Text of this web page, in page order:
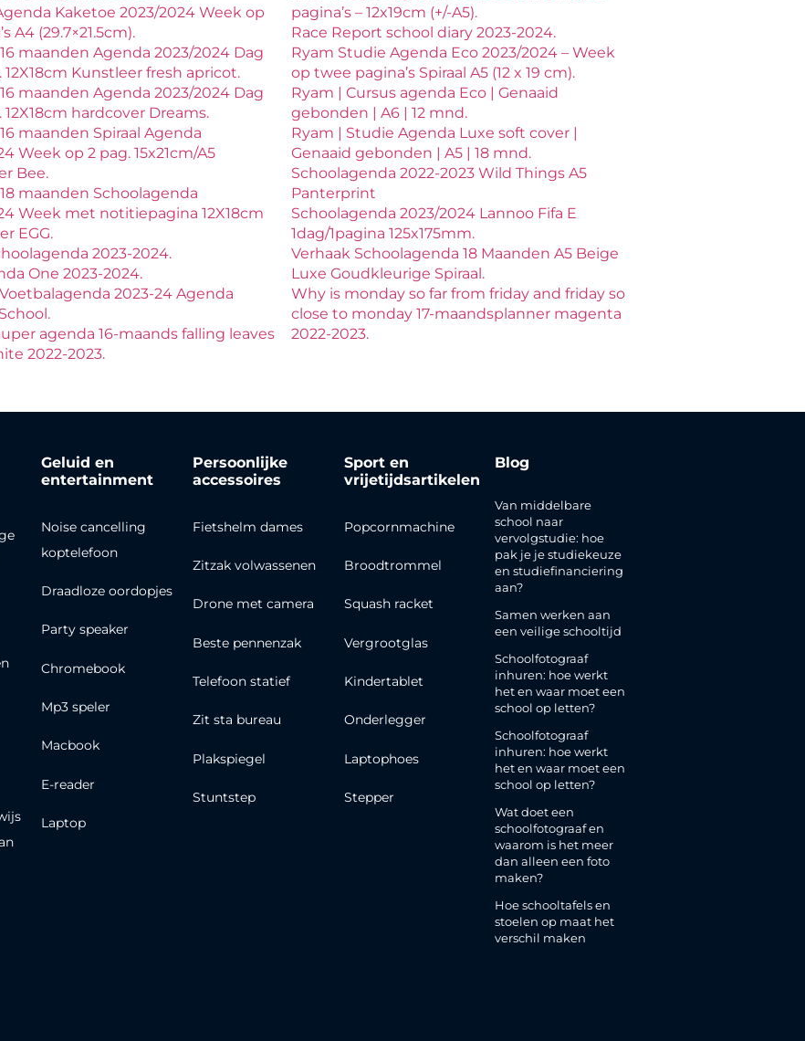
Kaketoe 2023/2024 Week op
A4 (29.7×21.5cm).
maanden Agenda 2023/2024 Dag
12X18cm Kunstleer fresh apricot.
maanden Agenda 2023/2024 Dag
12X18cm hardcover Dreams.
maanden Spiraal Agenda
Week op 2 pag. 15x21cm/A5
Bee.
maanden Schoolagenda
Week met notitiepagina 12X18cm
EGG.
2023-2024.
One 2023-2024.
2023-24 Agenda
agenda 16-maands falling leaves
2022-2023.
pagina’s – 12x19cm (+/-A5).
Race Report school diary 2023-2024.
Ryam Studie Agenda Eco 2023/2024 – Week
op twee pagina’s Spiraal A5 (12 x 19 cm).
Ryam | Cursus agenda Eco | Genaaid
gebonden | A6 | 12 mnd.
Ryam | Studie Agenda Luxe soft cover |
Genaaid gebonden | A5 | 18 mnd.
Schoolagenda 2022-2023 Wild Things A5
Panterprint
Schoolagenda 2023/2024 Lannoo Fifa E
1dag/1pagina 125x175mm.
Verhaak Schoolagenda 18 Maanden A5 Beige
Luxe Goudkleurige Spiraal.
Why is monday so far from friday and friday so
close to monday 17-maandsplanner magenta
2022-2023.
Geluid en
entertainment
Noise cancelling
koptelefoon
Draadloze oordopjes
Party speaker
Chromebook
Mp3 speler
Macbook
E-reader
Laptop
Persoonlijke
accessoires
Fietshelm dames
Zitzak volwassenen
Drone met camera
Beste pennenzak
Telefoon statief
Zit sta bureau
Plakspiegel
Stuntstep
Sport en
vrijetijdsartikelen
Popcornmachine
Broodtrommel
Squash racket
Vergrootglas
Kindertablet
Onderlegger
Laptophoes
Stepper
Blog
Van middelbare
school naar
vervolgstudie: hoe
pak je je studiekeuze
en studiefinanciering
aan?
Samen werken aan
een veilige schooltijd
Schoolfotograaf
inhuren: hoe werkt
het en waar moet een
school op letten?
Schoolfotograaf
inhuren: hoe werkt
het en waar moet een
school op letten?
Wat doet een
schoolfotograaf en
waarom is het meer
dan alleen een foto
maken?
Hoe schooltafels en
stoelen op maat het
verschil maken